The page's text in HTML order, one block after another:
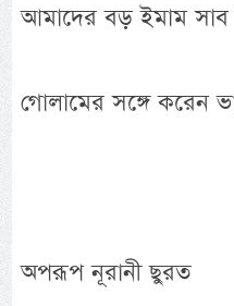
আমাদের বড় ইমাম সাব
গোলামের সঙ্গে করেন
অপরূপ নূরানী ছুরত